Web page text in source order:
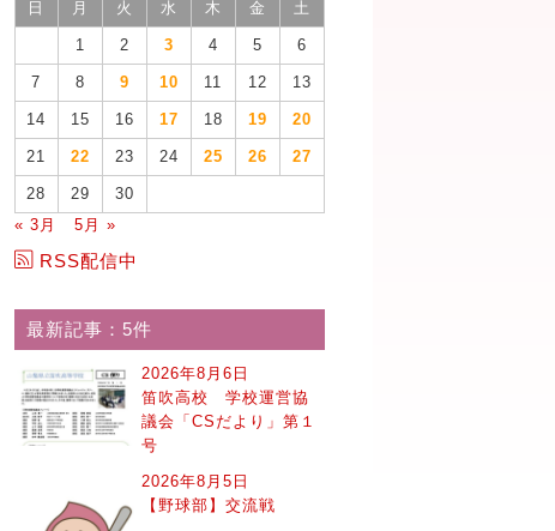
日 月 火 水 木 金 土
1 2 3 4 5 6
7 8 9 10 11 12 13
14 15 16 17 18 19 20
21 22 23 24 25 26 27
28 29
30
« 3月
5月 »
RSS配信中
最新記事：5件
2026年8月6日
笛吹高校 学校運営協
議会「CSだより」第１
号
2026年8月5日
【野球部】交流戦